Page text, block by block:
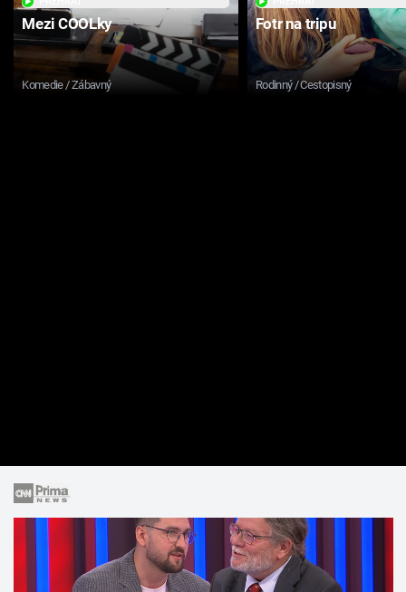
Mezi COOLky
Komedie / Zábavný
Fotr na tripu
Rodinný / Cestopisný